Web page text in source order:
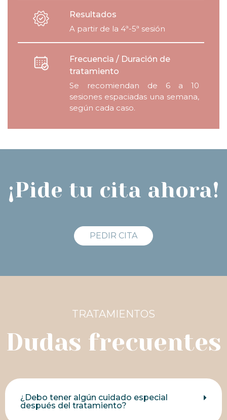
Resultados
A partir de la 4ª-5ª sesión
Frecuencia / Duración de
tratamiento
Se recomiendan de 6 a 10
sesiones espaciadas una semana,
según cada caso.
¡Pide tu cita ahora!
PEDIR CITA
TRATAMIENTOS
Dudas frecuentes
¿Debo tener algún cuidado especial
después del tratamiento?